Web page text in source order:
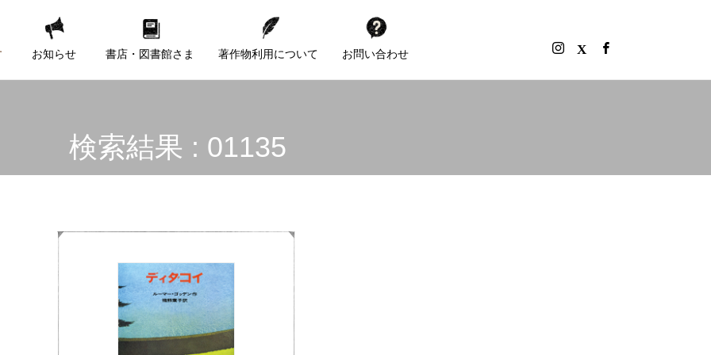
お知らせ 書店・図書館さま 著作物利用について お問い合わせ
検索結果 : 01135